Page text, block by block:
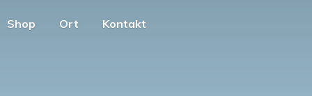
Shop Ort Kontakt